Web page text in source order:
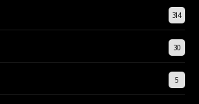
314
30
5